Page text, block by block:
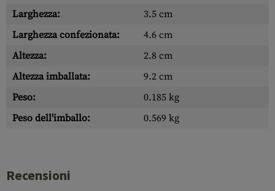
Larghezza:
3.5 cm
Larghezza confezionata:
4.6 cm
Altezza:
2.8 cm
Altezza imballata:
9.2 cm
Peso:
0.185 kg
Peso dell'imballo:
0.569 kg
Recensioni